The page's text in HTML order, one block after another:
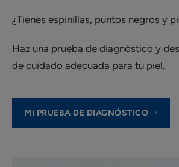
¿Tienes espinillas, puntos negros y
Haz una prueba de diagnóstico y
de cuidado adecuada para tu piel.
MI PRUEBA DE DIAGNÓSTICO